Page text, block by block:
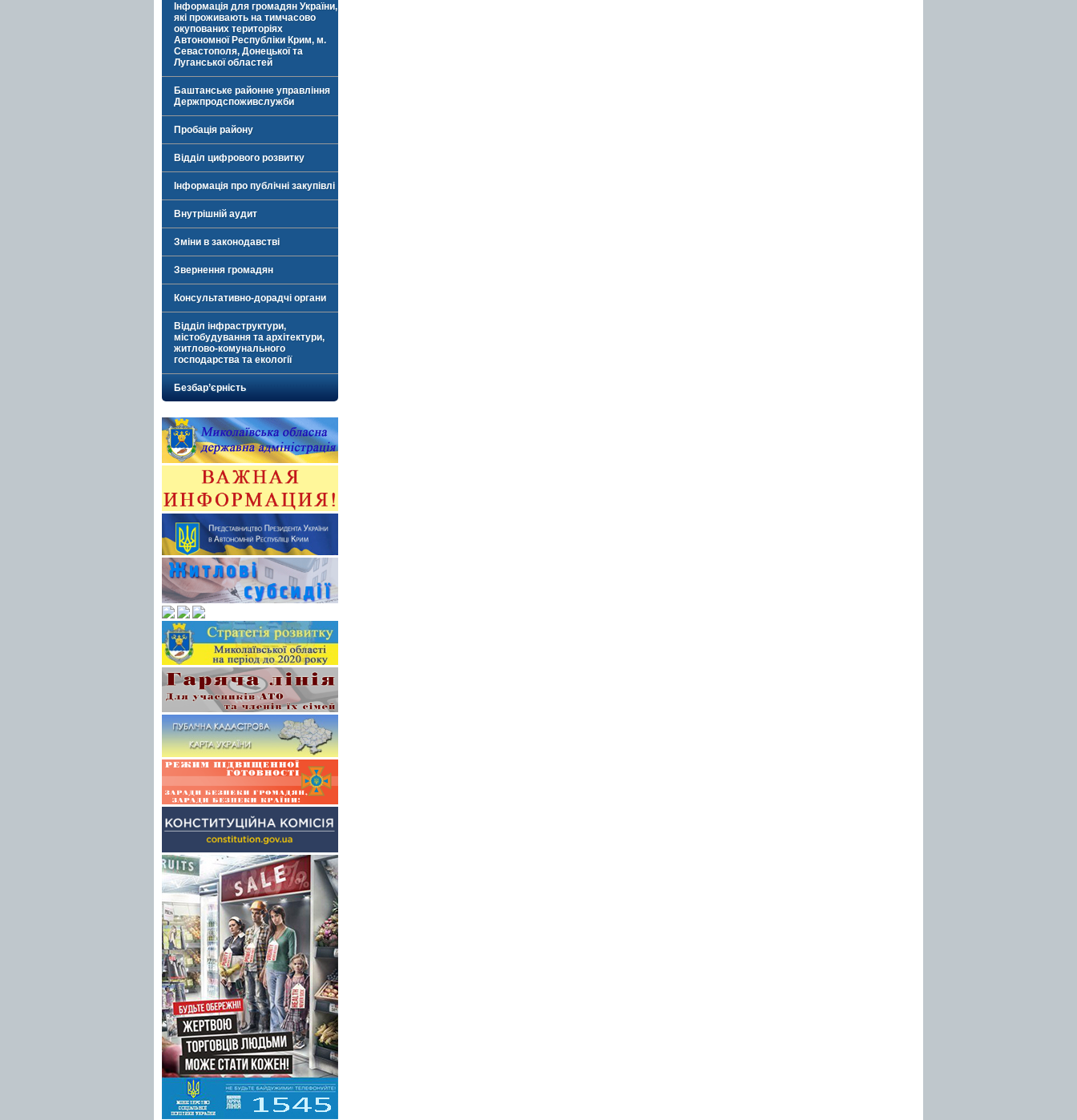
Інформація для громадян України,
які проживають на тимчасово
окупованих територіях
Автономної Республіки Крим, м.
Севастополя, Донецької та
Луганської областей
Баштанське районне управління
Держпродспоживслужби
Пробація району
Відділ цифрового розвитку
Інформація про публічні закупівлі
Внутрішній аудит
Зміни в законодавстві
Звернення громадян
Консультативно-дорадчі органи
Відділ інфраструктури,
містобудування та архітектури,
житлово-комунального
господарства та екології
Безбар’єрність